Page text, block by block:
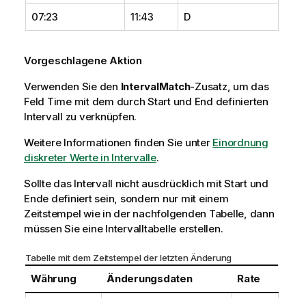
07:23 11:43 D
Vorgeschlagene Aktion
Verwenden Sie den IntervalMatch-Zusatz, um das
Feld Timemit dem durch Startund End definierten
Intervall zu verknüpfen.
Weitere Informationen finden Sie unter Einordnung
diskreter Werte in Intervalle.
Sollte das Intervall nicht ausdrücklich mit Start und
Ende definiert sein, sondern nur mit einem
Zeitstempel wie in der nachfolgenden Tabelle, dann
müssen Sie eine Intervalltabelle erstellen.
Tabelle mit dem Zeitstempel der letzten Änderung
Währung Änderungsdaten Rate